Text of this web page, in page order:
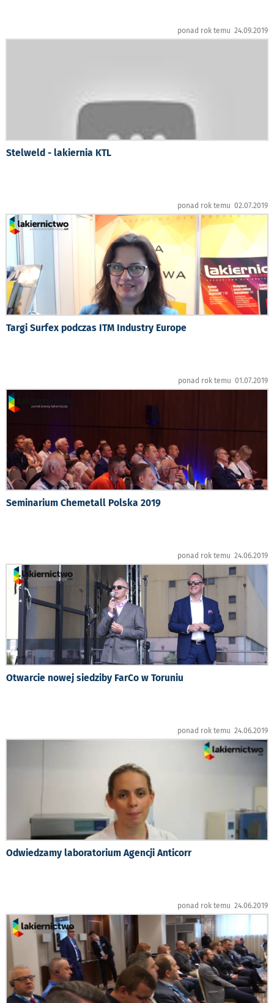
ponad rok temu 24.09.2019
Stelweld - lakiernia KTL
ponad rok temu 02.07.2019
Targi Surfex podczas ITM Industry Europe
ponad rok temu 01.07.2019
Seminarium Chemetall Polska 2019
ponad rok temu 24.06.2019
Otwarcie nowej siedziby FarCo w Toruniu
ponad rok temu 24.06.2019
Odwiedzamy laboratorium Agencji Anticorr
ponad rok temu 24.06.2019